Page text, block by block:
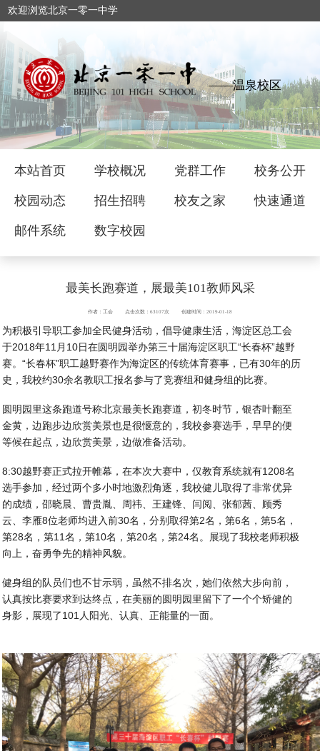
欢迎浏览北京一零一中学
——温泉校区
本站首页 学校概况 党群工作 校务公开
校园动态 招生招聘 校友之家 快速通道
邮件系统 数字校园
最美长跑赛道，展最美101教师风采
作者：工会 点击次数：63107次 创建时间：2019-01-18
为积极引导职工参加全民健身活动，倡导健康生活，海淀区总工会
于2018年11月10日在圆明园举办第三十届海淀区职工“长春杯”越野
赛。“长春杯”职工越野赛作为海淀区的传统体育赛事，已有30年的历
史，我校约30余名教职工报名参与了竞赛组和健身组的比赛。
圆明园里这条跑道号称北京最美长跑赛道，初冬时节，银杏叶翻至
金黄，边跑步边欣赏美景也是很惬意的，我校参赛选手，早早的便
等候在起点，边欣赏美景，边做准备活动。
8:30越野赛正式拉开帷幕，在本次大赛中，仅教育系统就有1208名
选手参加，经过两个多小时地激烈角逐，我校健儿取得了非常优异
的成绩，邵晓晨、曹贵胤、周祎、王建锋、闫阅、张郁茜、顾秀
云、李雁8位老师均进入前30名，分别取得第2名，第6名，第5名，
第28名，第11名，第10名，第20名，第24名。展现了我校老师积极
向上，奋勇争先的精神风貌。
健身组的队员们也不甘示弱，虽然不排名次，她们依然大步向前，
认真按比赛要求到达终点，在美丽的圆明园里留下了一个个矫健的
身影，展现了101人阳光、认真、正能量的一面。